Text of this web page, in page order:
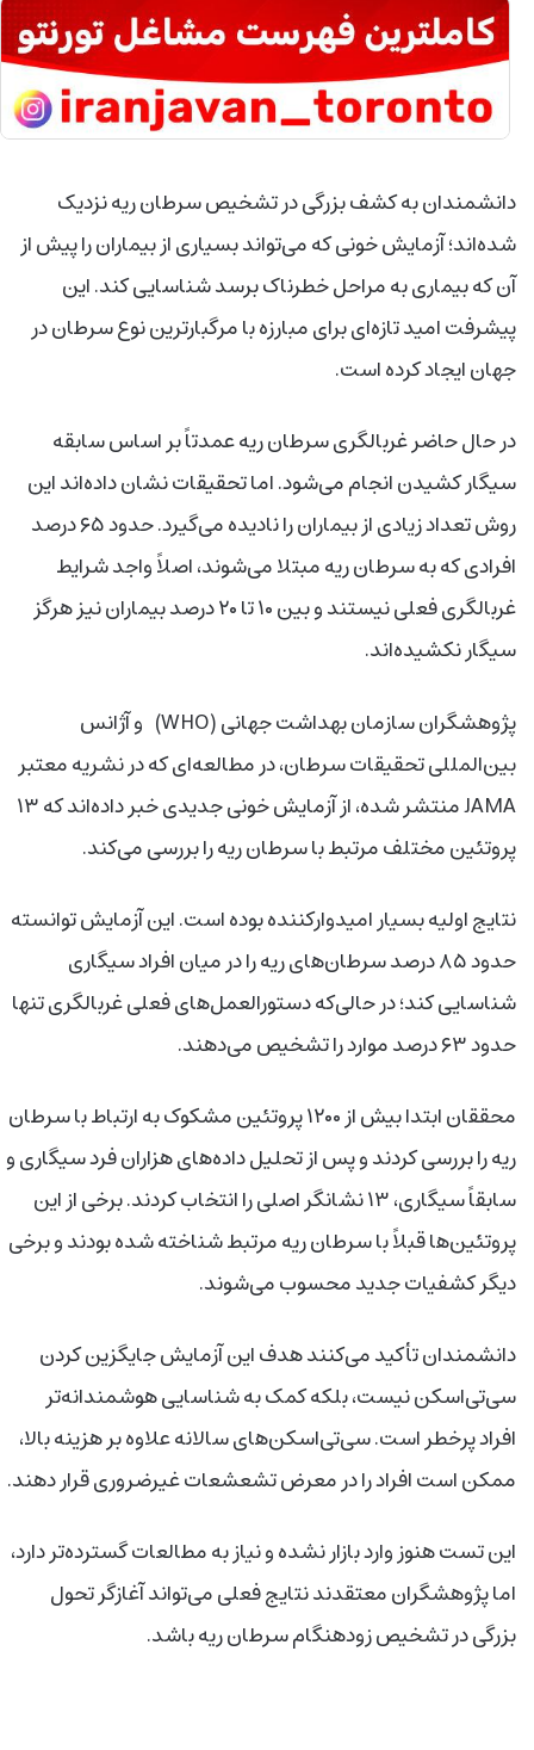
دانشمندان به کشف بزرگی در تشخیص سرطان ریه نزدیک
شده‌اند؛ آزمایش خونی که می‌تواند بسیاری از بیماران را پیش از
آن که بیماری به مراحل خطرناک برسد شناسایی کند. این
پیشرفت امید تازه‌ای برای مبارزه با مرگبارترین نوع سرطان در
جهان ایجاد کرده است.
در حال حاضر غربالگری سرطان ریه عمدتاً بر اساس سابقه
سیگار کشیدن انجام می‌شود. اما تحقیقات نشان داده‌اند این
روش تعداد زیادی از بیماران را نادیده می‌گیرد. حدود ۶۵ درصد
افرادی که به سرطان ریه مبتلا می‌شوند، اصلاً واجد شرایط
غربالگری فعلی نیستند و بین ۱۰ تا ۲۰ درصد بیماران نیز هرگز
سیگار نکشیده‌اند.
پژوهشگران سازمان بهداشت جهانی (WHO) و آژانس
بین‌المللی تحقیقات سرطان، در مطالعه‌ای که در نشریه معتبر
JAMA منتشر شده، از آزمایش خونی جدیدی خبر داده‌اند که ۱۳
پروتئین مختلف مرتبط با سرطان ریه را بررسی می‌کند.
نتایج اولیه بسیار امیدوارکننده بوده است. این آزمایش توانسته
حدود ۸۵ درصد سرطان‌های ریه را در میان افراد سیگاری
شناسایی کند؛ در حالی‌که دستورالعمل‌های فعلی غربالگری تنها
حدود ۶۳ درصد موارد را تشخیص می‌دهند.
محققان ابتدا بیش از ۱۲۰۰ پروتئین مشکوک به ارتباط با سرطان
ریه را بررسی کردند و پس از تحلیل داده‌های هزاران فرد سیگاری و
سابقاً سیگاری، ۱۳ نشانگر اصلی را انتخاب کردند. برخی از این
پروتئین‌ها قبلاً با سرطان ریه مرتبط شناخته شده بودند و برخی
دیگر کشفیات جدید محسوب می‌شوند.
دانشمندان تأکید می‌کنند هدف این آزمایش جایگزین کردن
سی‌تی‌اسکن نیست، بلکه کمک به شناسایی هوشمندانه‌تر
افراد پرخطر است. سی‌تی‌اسکن‌های سالانه علاوه بر هزینه بالا،
ممکن است افراد را در معرض تشعشعات غیرضروری قرار دهند.
این تست هنوز وارد بازار نشده و نیاز به مطالعات گسترده‌تر دارد،
اما پژوهشگران معتقدند نتایج فعلی می‌تواند آغازگر تحول
بزرگی در تشخیص زودهنگام سرطان ریه باشد.